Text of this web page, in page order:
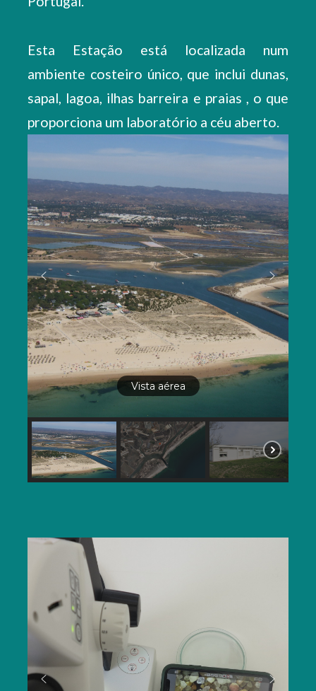
Esta Estação está localizada num
ambiente costeiro único, que inclui dunas,
sapal, lagoa, ilhas barreira e praias , o que
proporciona um laboratório a céu aberto.
Vista aérea